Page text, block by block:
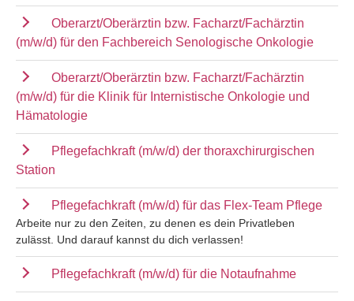
Oberarzt/Oberärztin bzw. Facharzt/Fachärztin
(m/w/d) für den Fachbereich Senologische Onkologie
Oberarzt/Oberärztin bzw. Facharzt/Fachärztin
(m/w/d) für die Klinik für Internistische Onkologie und
Hämatologie
Pflegefachkraft (m/w/d) der thoraxchirurgischen
Station
Pflegefachkraft (m/w/d) für das Flex-Team Pflege
Arbeite nur zu den Zeiten, zu denen es dein Privatleben
zulässt. Und darauf kannst du dich verlassen!
Pflegefachkraft (m/w/d) für die Notaufnahme